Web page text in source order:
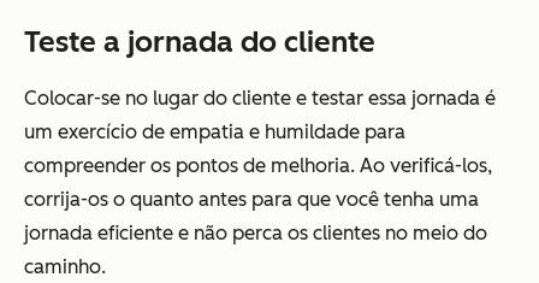
Teste a jornada do cliente
Colocar-se no lugar do cliente e testar essa jornada é
um exercício de empatia e humildade para
compreender os pontos de melhoria. Ao verificá-los,
corrija-os o quanto antes para que você tenha uma
jornada eficiente e não perca os clientes no meio do
caminho.